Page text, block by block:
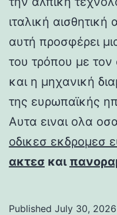
ιταλική
αυτή προσφέρει
του τρόπου με τον
και η μηχανική
της ευρωπαϊκής
Αυτα ειναι ολα
οδικεσ εκδρομεσ
ακτεσ και
Published July 30, 2026